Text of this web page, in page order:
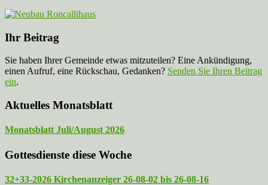
Ihr Beitrag
Sie haben Ihrer Gemeinde etwas mitzuteilen? Eine Ankündigung,
einen Aufruf, eine Rückschau, Gedanken? Senden Sie Ihren Beitrag
ein.
Aktuelles Monatsblatt
Monatsblatt Juli/August 2026
Gottesdienste diese Woche
32+33-2026 Kirchenanzeiger 26-08-02 bis 26-08-16